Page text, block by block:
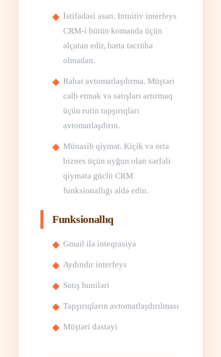
İstifadəsi asan. Intuitiv interfeys
CRM-i bütün komanda üçün
əlçatan edir, hətta təcrübə
olmadan.
Rahat avtomatlaşdırma. Müştəri
cəlb etmək və satışları artırmaq
üçün rutin tapşırıqları
avtomatlaşdırın.
Münasib qiymət. Kiçik və orta
biznes üçün uyğun olan sərfəli
qiymətə güclü CRM
funksionallığı əldə edin.
Funksionallıq
Gmail ilə inteqrasiya
Aydındır interfeys
Satış huniləri
Tapşırıqların avtomatlaşdırılması
Müştəri dəstəyi